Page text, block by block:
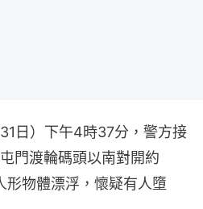
日）下午4時37分，警方接
門渡輪碼頭以南對開約
形物體漂浮，懷疑有人墮